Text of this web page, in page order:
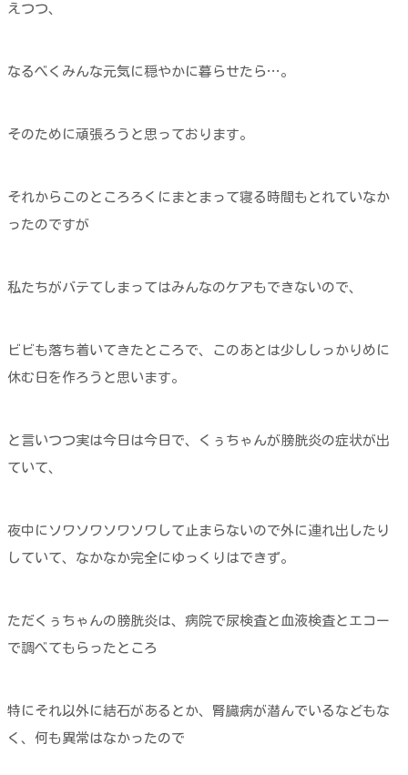
えつつ、
なるべくみんな元気に穏やかに暮らせたら…。
そのために頑張ろうと思っております。
それからこのところろくにまとまって寝る時間もとれていなか
ったのですが
私たちがバテてしまってはみんなのケアもできないので、
ビビも落ち着いてきたところで、このあとは少ししっかりめに
休む日を作ろうと思います。
と言いつつ実は今日は今日で、くぅちゃんが膀胱炎の症状が出
ていて、
夜中にソワソワソワソワして止まらないので外に連れ出したり
していて、なかなか完全にゆっくりはできず。
ただくぅちゃんの膀胱炎は、病院で尿検査と血液検査とエコー
で調べてもらったところ
特にそれ以外に結石があるとか、腎臓病が潜んでいるなどもな
く、何も異常はなかったので